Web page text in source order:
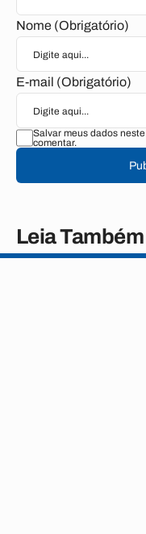
Nome (Obrigatório)
E-mail (Obrigatório)
Salvar meus dados
comentar.
Leia Também